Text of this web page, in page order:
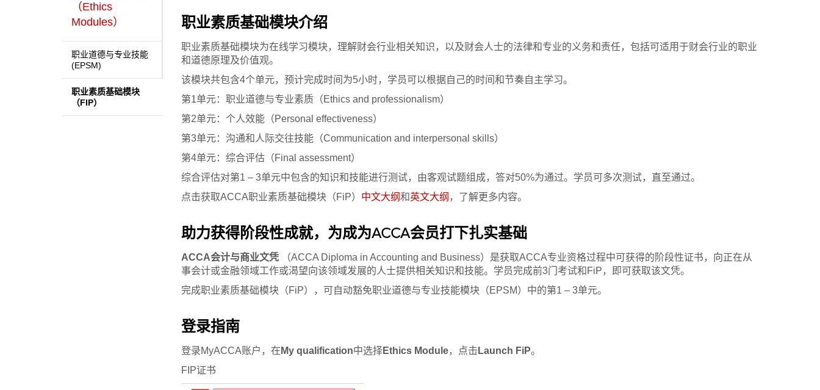
（Ethics
Modules）
职业道德与专业技能
(EPSM)
职业素质基础模块
（FIP）
职业素质基础模块介绍
职业素质基础模块为在线学习模块，理解财会行业相关知识，以及财会人士的法律和专业的义务和责任，包括可适用于财会行业的职业
和道德原理及价值观。
该模块共包含4个单元，预计完成时间为5小时，学员可以根据自己的时间和节奏自主学习。
第1单元：职业道德与专业素质（Ethics and professionalism）
第2单元：个人效能（Personal effectiveness）
第3单元：沟通和人际交往技能（Communication and interpersonal skills）
第4单元：综合评估（Final assessment）
综合评估对第1 – 3单元中包含的知识和技能进行测试，由客观试题组成，答对50%为通过。学员可多次测试，直至通过。
点击获取ACCA职业素质基础模块（FiP） 中文大纲和英文大纲 ，了解更多内容。
助力获得阶段性成就，为成为ACCA会员打下扎实基础
ACCA会计与商业文凭
（ACCA Diploma in Accounting and Business）是获取ACCA专业资格过程中可获得的阶段性证书，向正在从
事会计或金融领域工作或渴望向该领域发展的人士提供相关知识和技能。学员完成前3门考试和FiP，即可获取该文凭。
完成职业素质基础模块（FiP），可自动豁免职业道德与专业技能模块（EPSM）中的第1 – 3单元。
登录指南
登录MyACCA账户，在 My qualification中选择Ethics Module，点击 Launch FiP。
FIP证书